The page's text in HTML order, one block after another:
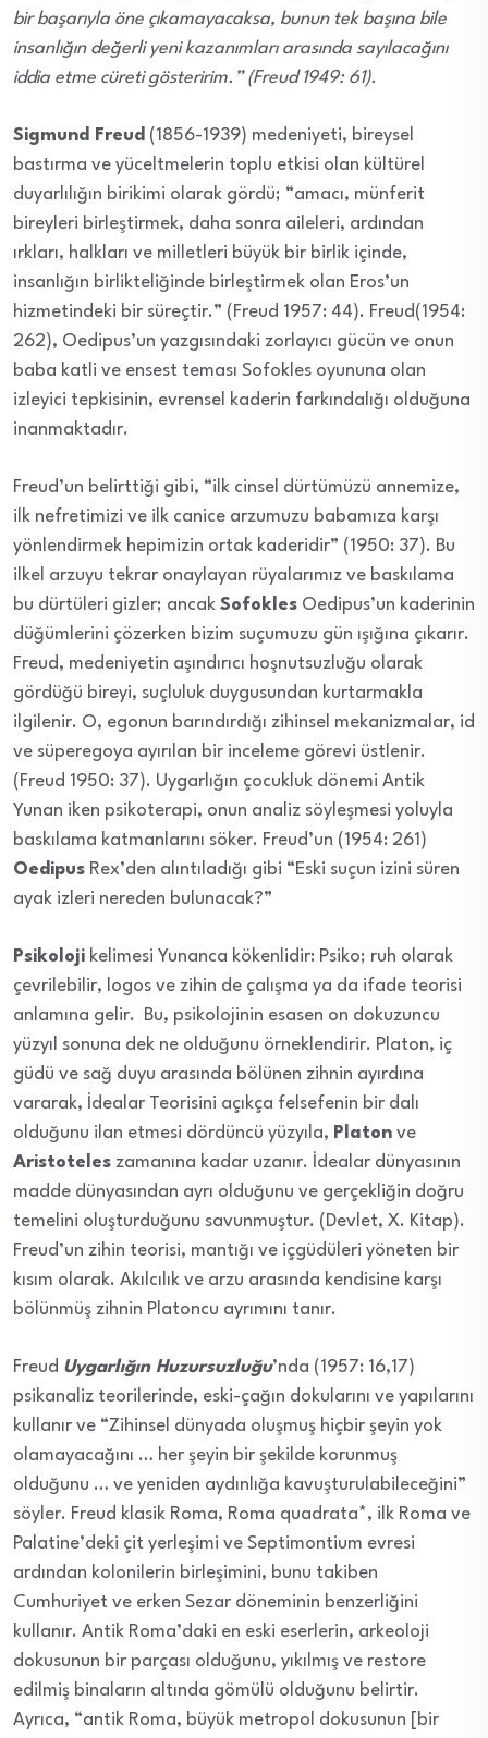
bir başarıyla öne çıkamayacaksa, bunun tek başına bile
insanlığın değerli yeni kazanımları arasında sayılacağını
iddia etme cüreti gösteririm.” (Freud 1949: 61).
Sigmund Freud (1856-1939) medeniyeti, bireysel
bastırma ve yüceltmelerin toplu etkisi olan kültürel
duyarlılığın birikimi olarak gördü; “amacı, münferit
bireyleri birleştirmek, daha sonra aileleri, ardından
ırkları, halkları ve milletleri büyük bir birlik içinde,
insanlığın birlikteliğinde birleştirmek olan Eros’un
hizmetindeki bir süreçtir.” (Freud 1957: 44). Freud(1954:
262), Oedipus’un yazgısındaki zorlayıcı gücün ve onun
baba katli ve ensest teması Sofokles oyununa olan
izleyici tepkisinin, evrensel kaderin farkındalığı olduğuna
inanmaktadır.
Freud’un belirttiği gibi, “ilk cinsel dürtümüzü annemize,
ilk nefretimizi ve ilk canice arzumuzu babamıza karşı
yönlendirmek hepimizin ortak kaderidir” (1950: 37). Bu
ilkel arzuyu tekrar onaylayan rüyalarımız ve baskılama
bu dürtüleri gizler; ancak Sofokles Oedipus’un kaderinin
düğümlerini çözerken bizim suçumuzu gün ışığına çıkarır.
Freud, medeniyetin aşındırıcı hoşnutsuzluğu olarak
gördüğü bireyi, suçluluk duygusundan kurtarmakla
ilgilenir. O, egonun barındırdığı zihinsel mekanizmalar, id
ve süperegoya ayırılan bir inceleme görevi üstlenir.
(Freud 1950: 37). Uygarlığın çocukluk dönemi Antik
Yunan iken psikoterapi, onun analiz söyleşmesi yoluyla
baskılama katmanlarını söker. Freud’un (1954: 261)
Oedipus Rex’den alıntıladığı gibi “Eski suçun izini süren
ayak izleri nereden bulunacak?”
Psikoloji kelimesi Yunanca kökenlidir: Psiko; ruh olarak
çevrilebilir, logos ve zihin de çalışma ya da ifade teorisi
anlamına gelir. Bu, psikolojinin esasen on dokuzuncu
yüzyıl sonuna dek ne olduğunu örneklendirir. Platon, iç
güdü ve sağ duyu arasında bölünen zihnin ayırdına
vararak, İdealar Teorisini açıkça felsefenin bir dalı
olduğunu ilan etmesi dördüncü yüzyıla, Platon ve
Aristoteles zamanına kadar uzanır. İdealar dünyasının
madde dünyasından ayrı olduğunu ve gerçekliğin doğru
temelini oluşturduğunu savunmuştur. (Devlet, X. Kitap).
Freud’un zihin teorisi, mantığı ve içgüdüleri yöneten bir
kısım olarak. Akılcılık ve arzu arasında kendisine karşı
bölünmüş zihnin Platoncu ayrımını tanır.
Freud Uygarlığın Huzursuzluğu’nda (1957: 16,17)
psikanaliz teorilerinde, eski-çağın dokularını ve yapılarını
kullanır ve “Zihinsel dünyada oluşmuş hiçbir şeyin yok
olamayacağını … her şeyin bir şekilde korunmuş
olduğunu … ve yeniden aydınlığa kavuşturulabileceğini”
söyler. Freud klasik Roma, Roma quadrata*, ilk Roma ve
Palatine’deki çit yerleşimi ve Septimontium evresi
ardından kolonilerin birleşimini, bunu takiben
Cumhuriyet ve erken Sezar döneminin benzerliğini
kullanır. Antik Roma’daki en eski eserlerin, arkeoloji
dokusunun bir parçası olduğunu, yıkılmış ve restore
edilmiş binaların altında gömülü olduğunu belirtir.
Ayrıca, “antik Roma, büyük metropol dokusunun [bir